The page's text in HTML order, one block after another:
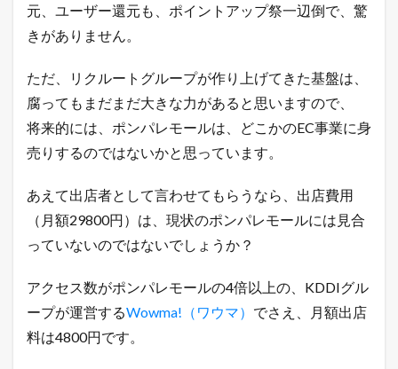
元、ユーザー還元も、ポイントアップ祭一辺倒で、驚
きがありません。
ただ、リクルートグループが作り上げてきた基盤は、
腐ってもまだまだ大きな力があると思いますので、
将来的には、ポンパレモールは、どこかのEC事業に身
売りするのではないかと思っています。
あえて出店者として言わせてもらうなら、出店費用
（月額29800円）は、現状のポンパレモールには見合
っていないのではないでしょうか？
アクセス数がポンパレモールの4倍以上の、KDDIグル
ープが運営するWowma!（ワウマ） でさえ、月額出店
料は4800円です。